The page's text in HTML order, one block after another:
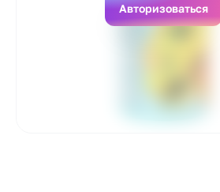
Авторизоваться